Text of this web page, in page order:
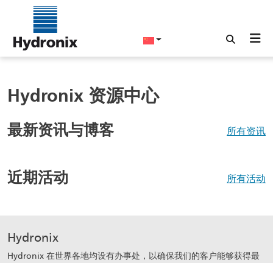
Hydronix 资源中心
最新资讯与博客 所有资讯
近期活动 所有活动
Hydronix
Hydronix 在世界各地均设有办事处，以确保我们的客户能够获得最